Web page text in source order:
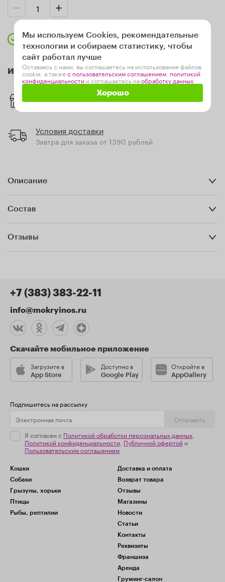
В наличии
Информация
Наличие в магазинах
Условия доставки
Завтра для заказа от 1390 рублей
Описание
Состав
Отзывы
Мы используем Cookies, рекомендательные
технологии и собираем статистику, чтобы
сайт работал лучше
Оставаясь с нами, вы соглашаетесь на использование файлов
cookie, а такжес пользовательским соглашением политикой
конфиденциальности и соглашаетесь наобработку данных
Хорошо
+7 (383) 383-22-11
info@mokryinos.ru
Подпишитесь на рассылку
Отправить
Я согласен с Политикой обработки персональных данных
Политикой конфиденциальности,Публичной офертойи
Пользовательским соглашением
Скачайте мобильное приложение
Загрузите в
App Store
Доступно в
Google Play
Откройте в
AppGallery
Кошки
Собаки
Грызуны, хорьки
Птицы
Рыбы, рептилии
Доставка и оплата
Возврат товара
Отзывы
Магазины
Новости
Статьи
Контакты
Реквизиты
Франшиза
Аренда
Груминг-салон